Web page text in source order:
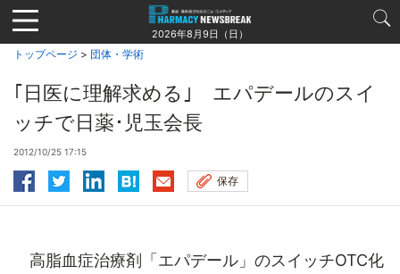
Jump
to
navigation
2026年8月9日（日）
トップページ > 団体・学術
｢日医に理解求める｣ エパデールのスイ
ッチで日薬･児玉会長
2012/10/25 17:15
保存
高脂血症治療剤「エパデール」のスイッチOTC化